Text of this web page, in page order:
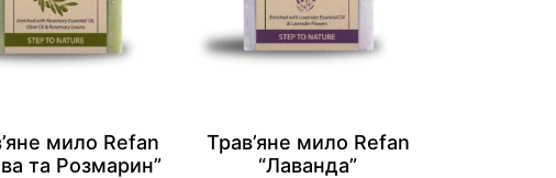
мило Refan
та Розмарин”
Трав’яне мило Refan
“Лаванда”